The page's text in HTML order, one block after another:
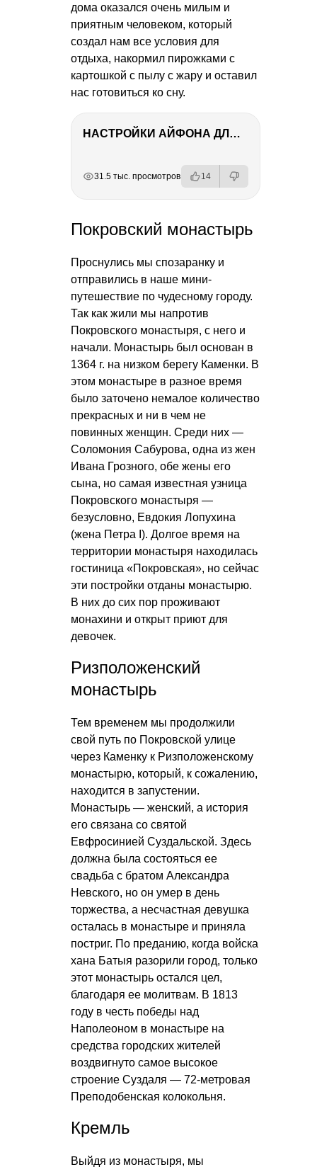
дома оказался очень милым и
приятным человеком, который
создал нам все условия для
отдыха, накормил пирожками с
картошкой с пылу с жару и оставил
нас готовиться ко сну.
НАСТРОЙКИ АЙФОНА ДЛЯ ФОТО И ВИДЕО
31.5 тыс. просмотров 14
Покровский монастырь
Проснулись мы спозаранку и
отправились в наше мини-
путешествие по чудесному городу.
Так как жили мы напротив
Покровского монастыря, с него и
начали. Монастырь был основан в
1364 г. на низком берегу Каменки. В
этом монастыре в разное время
было заточено немалое количество
прекрасных и ни в чем не
повинных женщин. Среди них —
Соломония Сабурова, одна из жен
Ивана Грозного, обе жены его
сына, но самая известная узница
Покровского монастыря —
безусловно, Евдокия Лопухина
(жена Петра I). Долгое время на
территории монастыря находилась
гостиница «Покровская», но сейчас
эти постройки отданы монастырю.
В них до сих пор проживают
монахини и открыт приют для
девочек.
Ризположенский
монастырь
Тем временем мы продолжили
свой путь по Покровской улице
через Каменку к Ризположенскому
монастырю, который, к сожалению,
находится в запустении.
Монастырь — женский, а история
его связана со святой
Евфросинией Суздальской. Здесь
должна была состояться ее
свадьба с братом Александра
Невского, но он умер в день
торжества, а несчастная девушка
осталась в монастыре и приняла
постриг. По преданию, когда войска
хана Батыя разорили город, только
этот монастырь остался цел,
благодаря ее молитвам. В 1813
году в честь победы над
Наполеоном в монастыре на
средства городских жителей
воздвигнуто самое высокое
строение Суздаля — 72-метровая
Преподобенская колокольня.
Кремль
Выйдя из монастыря, мы